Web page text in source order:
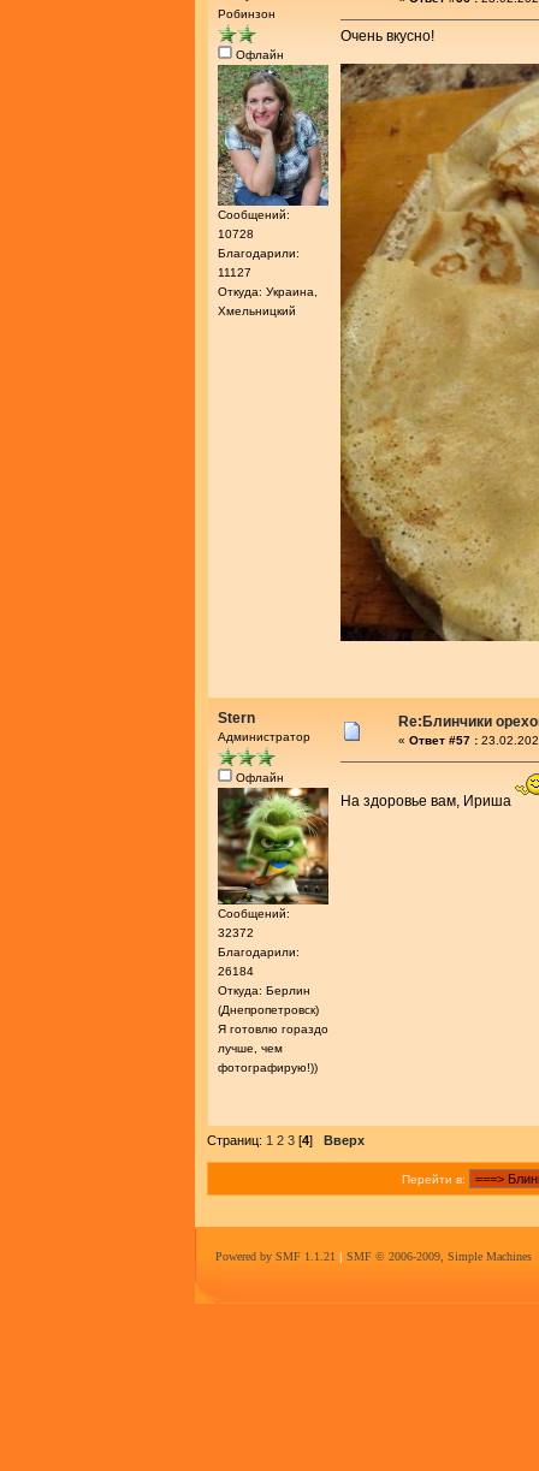
Робинзон
Офлайн
Сообщений:
10728
Благодарили:
11127
Откуда: Украина,
Хмельницкий
Очень вкусно!
Stern
Администратор
Офлайн
Сообщений:
32372
Благодарили:
26184
Откуда: Берлин
(Днепропетровск)
Я готовлю гораздо
лучше, чем
фотографирую!))
Re:Блинчики
« Ответ #57 :
На здоровье вам, Ириша
Страниц: 1 2 3 [4] Вверх
Перейти в:
Powered by SMF 1.1.21 | SMF © 2006-2009, Simple Machines